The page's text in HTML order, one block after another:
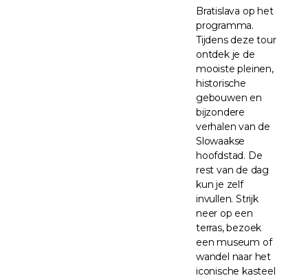
Bratislava op het
programma.
Tijdens deze tour
ontdek je de
mooiste pleinen,
historische
gebouwen en
bijzondere
verhalen van de
Slowaakse
hoofdstad. De
rest van de dag
kun je zelf
invullen. Strijk
neer op een
terras, bezoek
een museum of
wandel naar het
iconische kasteel